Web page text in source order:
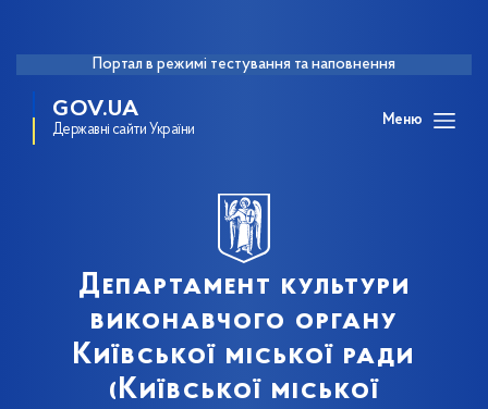
Портал в режимі тестування та наповнення
GOV.UA
Державні сайти України
Меню
Департамент культури
виконавчого органу
Київської міської ради
(Київської міської